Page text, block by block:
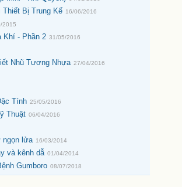
Bị Trung Kế 16/06/2016
2015
Khí - Phần 2 31/05/2016
Nhũ Tương Nhựa 27/04/2016
Tính 25/05/2016
Thuật 06/04/2016
ngọn lửa 16/03/2014
và kênh dẫ 01/04/2014
Gumboro 08/07/2018